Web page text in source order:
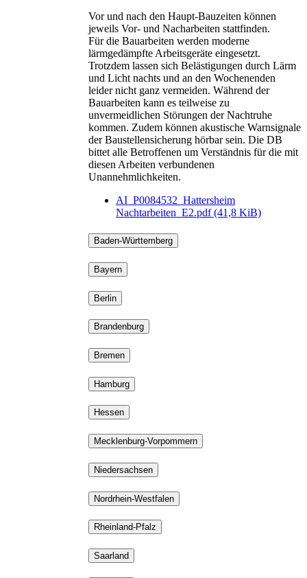
Vor und nach den Haupt-Bauzeiten können
jeweils Vor- und Nacharbeiten stattfinden.
Für die Bauarbeiten werden moderne
lärmgedämpfte Arbeitsgeräte eingesetzt.
Trotzdem lassen sich Belästigungen durch Lärm
und Licht nachts und an den Wochenenden
leider nicht ganz vermeiden. Während der
Bauarbeiten kann es teilweise zu
unvermeidlichen Störungen der Nachtruhe
kommen. Zudem können akustische Warnsignale
der Baustellensicherung hörbar sein. Die DB
bittet alle Betroffenen um Verständnis für die mit
diesen Arbeiten verbundenen
Unannehmlichkeiten.
AI_P0084532_Hattersheim
Nachtarbeiten_E2.pdf(41,8 KiB)
Baden-Württemberg
Bayern
Berlin
Brandenburg
Bremen
Hamburg
Hessen
Mecklenburg-Vorpommern
Niedersachsen
Nordrhein-Westfalen
Rheinland-Pfalz
Saarland